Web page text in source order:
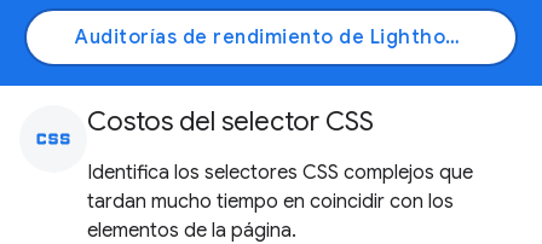
Auditorías de rendimiento de Lighthouse
css Costos del selector CSS
Identifica los selectores CSS complejos que
tardan mucho tiempo en coincidir con los
elementos de la página.